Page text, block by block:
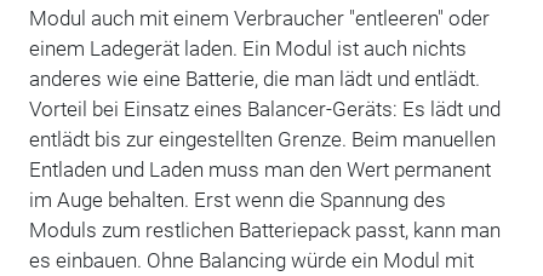
Modul auch mit einem Verbraucher "entleeren" oder
einem Ladegerät laden. Ein Modul ist auch nichts
anderes wie eine Batterie, die man lädt und entlädt.
Vorteil bei Einsatz eines Balancer-Geräts: Es lädt und
entlädt bis zur eingestellten Grenze. Beim manuellen
Entladen und Laden muss man den Wert permanent
im Auge behalten. Erst wenn die Spannung des
Moduls zum restlichen Batteriepack passt, kann man
es einbauen. Ohne Balancing würde ein Modul mit